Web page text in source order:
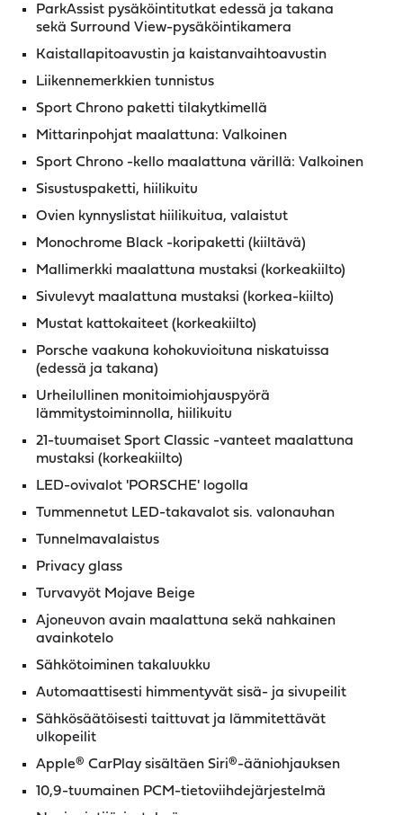
ParkAssist pysäköintitutkat edessä ja takana
sekä Surround View-pysäköintikamera
Kaistallapitoavustin ja kaistanvaihtoavustin
Liikennemerkkien tunnistus
Sport Chrono paketti tilakytkimellä
Mittarinpohjat maalattuna: Valkoinen
Sport Chrono -kello maalattuna värillä: Valkoinen
Sisustuspaketti, hiilikuitu
Ovien kynnyslistat hiilikuitua, valaistut
Monochrome Black -koripaketti (kiiltävä)
Mallimerkki maalattuna mustaksi (korkeakiilto)
Sivulevyt maalattuna mustaksi (korkea-kiilto)
Mustat kattokaiteet (korkeakiilto)
Porsche vaakuna kohokuvioituna niskatuissa
(edessä ja takana)
Urheilullinen monitoimiohjauspyörä
lämmitystoiminnolla, hiilikuitu
21-tuumaiset Sport Classic -vanteet maalattuna
mustaksi (korkeakiilto)
LED-ovivalot 'PORSCHE' logolla
Tummennetut LED-takavalot sis. valonauhan
Tunnelmavalaistus
Privacy glass
Turvavyöt Mojave Beige
Ajoneuvon avain maalattuna sekä nahkainen
avainkotelo
Sähkötoiminen takaluukku
Automaattisesti himmentyvät sisä- ja sivupeilit
Sähkösäätöisesti taittuvat ja lämmitettävät
ulkopeilit
Apple® CarPlay sisältäen Siri®-ääniohjauksen
10,9-tuumainen PCM-tietoviihdejärjestelmä